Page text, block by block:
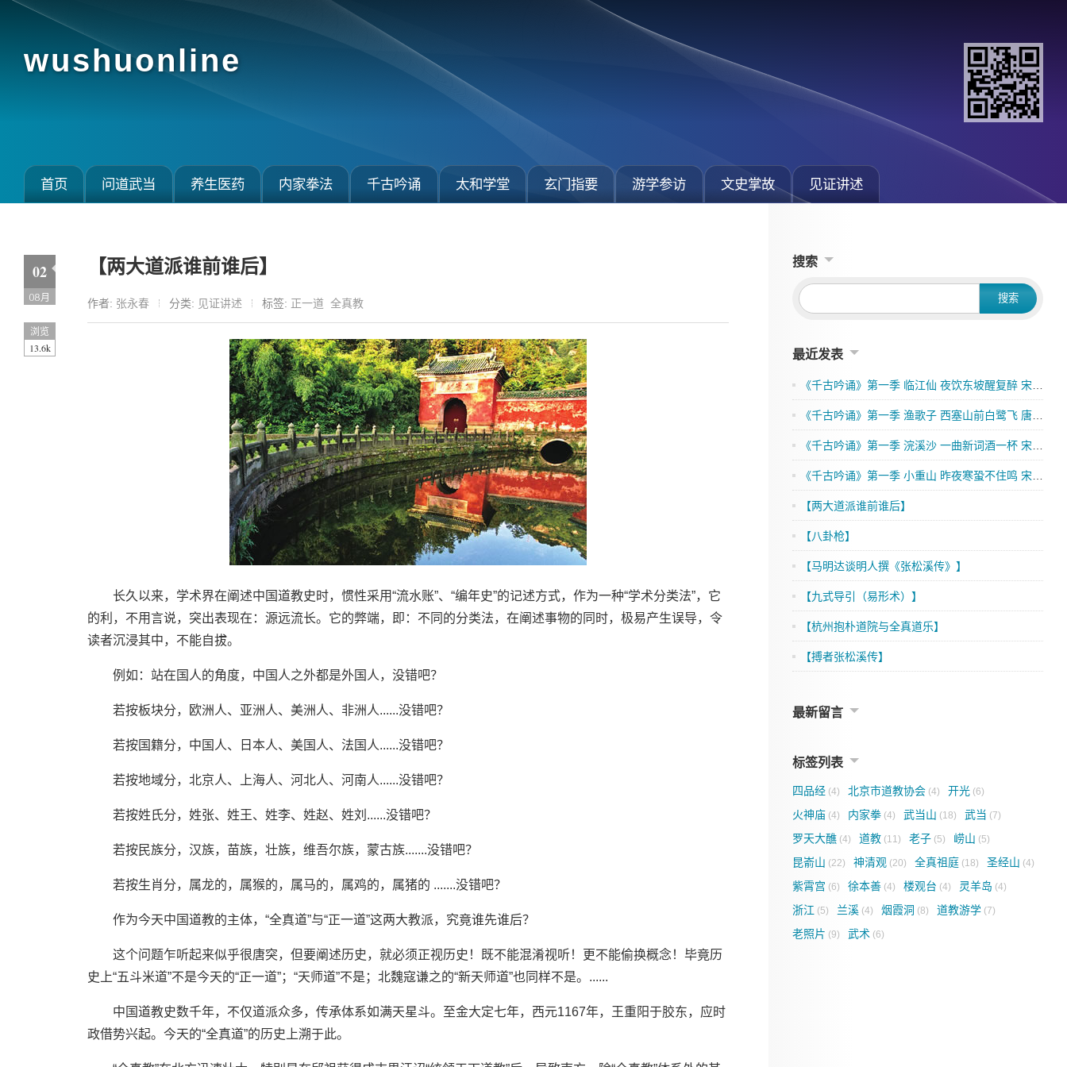
wushuonline
首页 问道武当 养生医药 内家拳法 千古吟诵 太和学堂 玄门指要 游学参访 文史掌故 见证讲述
【两大道派谁前谁后】
作者: 张永春 分类: 见证讲述 标签: 正一道 全真教
长久以来，学术界在阐述中国道教史时，惯性采用“流水账”、“编年史”的记述方式，作为一种“学术分类法”，它
的利，不用言说，突出表现在：源远流长。它的弊端， 即：不同的分类法，在阐述事物的同时，极易产生误导，令
读者沉浸其中，不能自拔。
例如：站在国人的角度，中国人之外都是外国人，没错吧？
若按板块分，欧洲人、亚洲人、美洲人、非洲人......没错吧？
若按国籍分，中国人、日本人、美国人、法 国人......没错吧？
若按地域分，北京人、上海人、河北人、河南人......没错吧？
若按姓氏分，姓张、姓王、姓李、姓赵、姓刘......没错吧？
若按民族分，汉族，苗族，壮族，维吾尔族，蒙古族.......没错吧？
若按生肖分，属龙的，属猴的，属马的，属鸡的，属猪的 .......没错吧？
作为今天中国道教的主体，“全真道”与“正一道”这两大教派，究竟谁先谁后？
这个问题乍听起来似乎很唐突，但要阐述历史，就必须正视历史！既不能混淆视听！更不能偷换概念！毕竟历
史上“五斗米道”不是今天的“正一道”；“天师道”不是；北魏寇谦之的“新天师道”也同样不是。......
中国道教史数千年，不仅道派众多，传承体系如满天星斗。至金大定七年，西元1167年，王重阳于胶东，应时
政借势兴起。今天的“全真道”的历史上溯于此。
02
08月
浏览
13.6k
搜索
最近发表
《千古吟诵》第一季 临江仙 夜饮东坡醒复醉 宋 苏轼
《千古吟诵》第一季 渔歌子 西塞山前白鹭飞 唐 张志和
《千古吟诵》第一季 浣溪沙 一曲新词酒一杯 宋 晏殊
《千古吟诵》第一季 小重山 昨夜寒蛩不住鸣 宋 岳飞
【两大道派谁前谁后】
【八卦枪】
【马明达谈明人撰《张松溪传》】
【九式导引（易形术）】
【杭州抱朴道院与全真道乐】
【搏者张松溪传】
最新留言
标签列表
四品经(4) 北京市道教协会(4) 开光(6)
火神庙(4) 内家拳(4) 武当山 (18) 武当 (7)
罗天大醮(4) 道教(11) 老子(5) 崂山 (5)
昆嵛山 (22) 神清观(20) 全真祖庭(18) 圣经山 (4)
紫霄宫 (6) 徐本善(4) 楼观台 (4) 灵羊岛 (4)
浙江 (5) 兰溪(4) 烟霞洞 (8) 道教游学(7)
老照片 (9) 武术 (6)